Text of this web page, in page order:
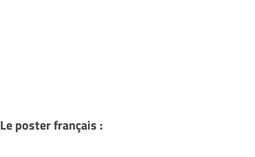
Le poster français :